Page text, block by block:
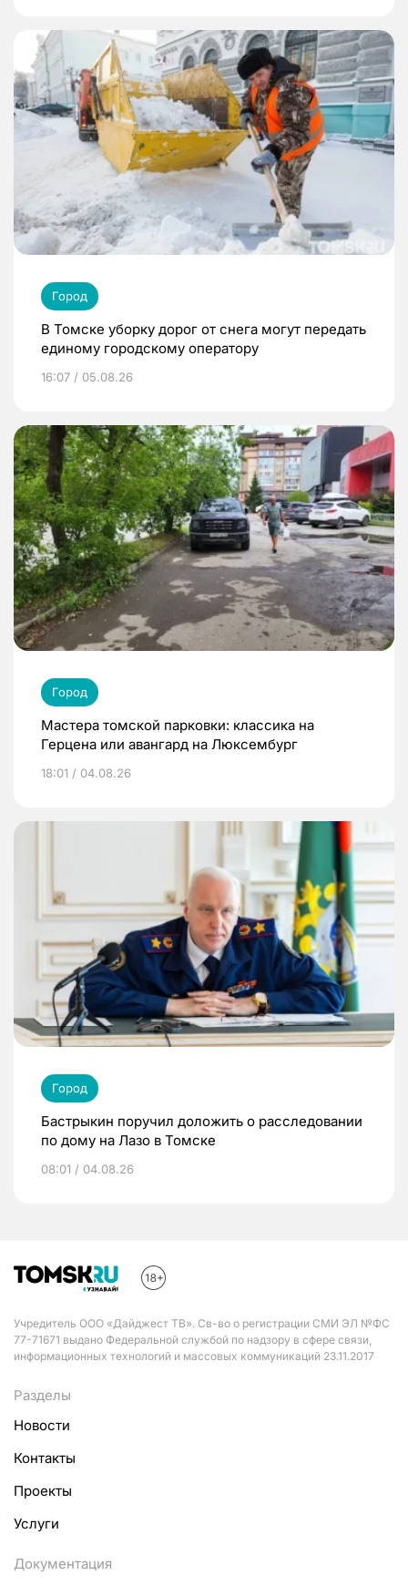
Город
В Томске уборку дорог от снега могут передать
единому городскому оператору
16:07 / 05.08.26
Город
Мастера томской парковки: классика на
Герцена или авангард на Люксембург
18:01 / 04.08.26
Город
Бастрыкин поручил доложить о расследовании
по дому на Лазо в Томске
08:01 / 04.08.26
Учредитель ООО «Дайджест ТВ». Св-во о регистрации СМИ ЭЛ №ФС
77-71671 выдано Федеральной службой по надзору в сфере связи,
информационных технологий и массовых коммуникаций 23.11.2017
Разделы
Новости
Контакты
Проекты
Услуги
Документация